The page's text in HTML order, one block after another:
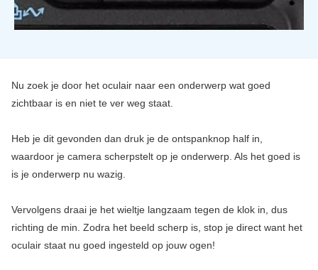
Nu zoek je door het oculair naar een onderwerp wat goed
zichtbaar is en niet te ver weg staat.
Heb je dit gevonden dan druk je de ontspanknop half in,
waardoor je camera scherpstelt op je onderwerp. Als het goed is
is je onderwerp nu wazig.
Vervolgens draai je het wieltje langzaam tegen de klok in, dus
richting de min. Zodra het beeld scherp is, stop je direct want het
oculair staat nu goed ingesteld op jouw ogen!